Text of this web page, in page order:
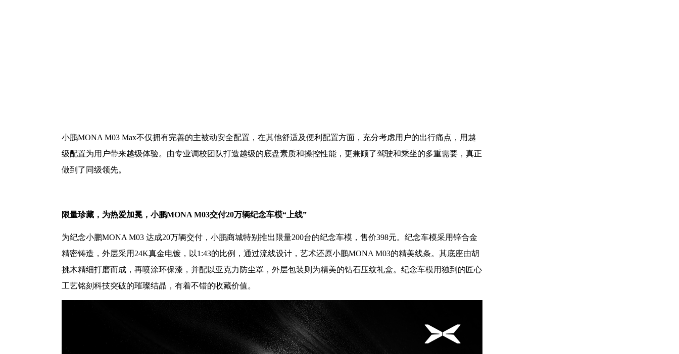
小鹏MONA M03 Max不仅拥有完善的主被动安全配置，在其他舒适及便利配置方面，充分考虑用户的出行痛点，用越
级配置为用户带来越级体验。由专业调校团队打造越级的底盘素质和操控性能，更兼顾了驾驶和乘坐的多重需要，真正
做到了同级领先。
限量珍藏，为热爱加冕，小鹏MONA M03交付20万辆纪念车模“上线”
为纪念小鹏MONA M03 达成20万辆交付，小鹏商城特别推出限量200台的纪念车模，售价398元。纪念车模采用锌合金
精密铸造，外层采用24K真金电镀，以1:43的比例，通过流线设计，艺术还原小鹏MONA M03的精美线条。其底座由胡
挑木精细打磨而成，再喷涂环保漆，并配以亚克力防尘罩，外层包装则为精美的钻石压纹礼盒。纪念车模用独到的匠心
工艺铭刻科技突破的璀璨结晶，有着不错的收藏价值。